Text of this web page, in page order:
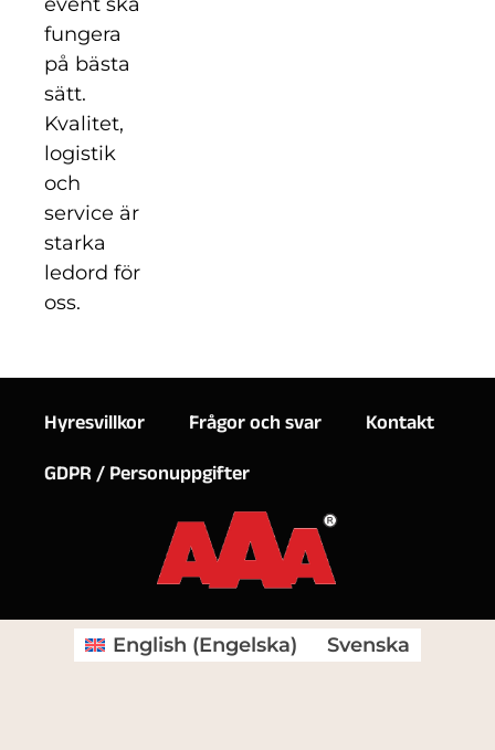
fungera
på bästa
sätt.
Kvalitet,
logistik
och
service är
starka
ledord för
oss.
Hyresvillkor Frågor och svar
Kontakt
GDPR / Personuppgifter
English (Engelska) Svenska